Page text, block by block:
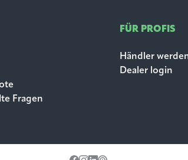
Fragen
FÜR PROFIS
Händler
Dealer login